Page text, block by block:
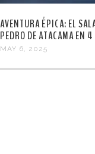
AVENTURA ÉPICA: EL
PEDRO DE ATACAMA EN
MAY 6, 2025